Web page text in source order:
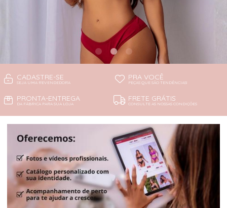
CADASTRE-SE
SEJA UMA REVENDEDORA
PRA VOCÊ
PEÇAS QUE SÃO TENDÊNCIAS!
PRONTA-ENTREGA
DA FÁBRICA PARA SUA LOJA
FRETE GRÁTIS
CONSULTE AS NOSSAS CONDIÇÕES